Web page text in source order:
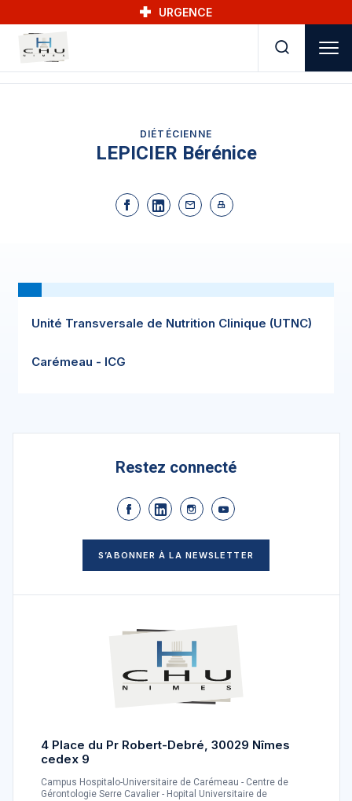
URGENCE
DIÉTÉCIENNE
LEPICIER Bérénice
Unité Transversale de Nutrition Clinique (UTNC)
Carémeau - ICG
Restez connecté
S’ABONNER À LA NEWSLETTER
4 Place du Pr Robert-Debré, 30029 Nîmes
cedex 9
Campus Hospitalo-Universitaire de Carémeau - Centre de
Gérontologie Serre Cavalier - Hopital Universitaire de